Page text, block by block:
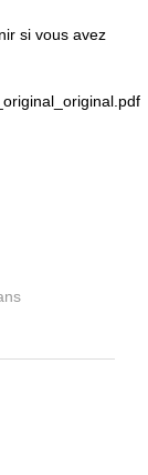
si vous avez